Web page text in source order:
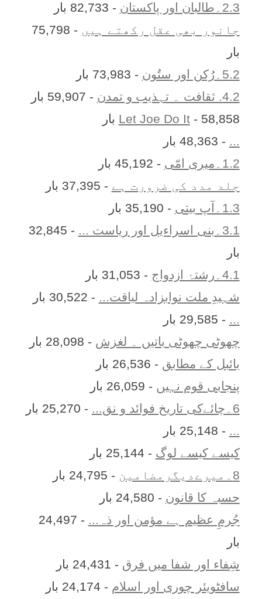
2.3۔طالبان اور پاکستان
- 82,733 بار
جانور بھی عقل رکھتے ہیں
- 75,798
بار
5.2۔رُکن اور ستُون
- 73,983 بار
4.2. ثقافت ۔ تہذیب و تمدن
- 59,907 بار
Let Joe Do It- 58,858 بار
... - 48,363 بار
1.2۔میری امّی
- 45,192 بار
جلد مدد کی ضرورت ہے - 37,395 بار
1.3۔آپ بیتی
- 35,190 بار
3.1۔بنی اسراءیل اور ریاست ...
- 32,845
بار
4.1۔رشتۂ ازدواج
- 31,053 بار
شہیدِ ملت نوابزادہ لیاقت... - 30,522 بار
... - 29,585 بار
چھوٹی چھوٹی باتیں ۔ لغزش - 28,098 بار
بائبل کے مطابق - 26,536 بار
پنجابی قوم نہیں - 26,059 بار
6۔چائےکی تاریخ فوائد و نق...
- 25,270 بار
... - 25,148 بار
کیسے کیسے لوگ - 25,144 بار
8۔میرےدیگرمضامین
- 24,795 بار
حسبہ کا قانون - 24,580 بار
جُرمِ عظیم ہے مؤمن اور ذہ...
- 24,497
بار
شِفاء اور شفا میں فرق - 24,431 بار
سافٹویئر چوری اور اسلام - 24,174 بار